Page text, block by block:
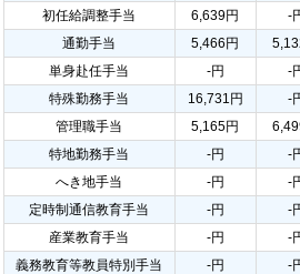
初任給調整手当
6,639円 -
通勤手当
5,466円
単身赴任手当
-円 -
特殊勤務手当
16,731円 -
管理職手当
5,165円
特地勤務手当
-円 -
へき地手当
-円 -
定時制通信教育手当
-円 -
産業教育手当
-円 -
義務教育等教員特別手当
-円 -